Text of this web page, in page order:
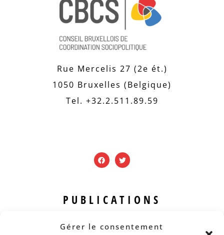
Gérer le consentement
Rue Mercelis 27 (2e ét.)
1050 Bruxelles (Belgique)
Tel. +32.2.511.89.59
PUBLICATIONS
Revue B.I.S.